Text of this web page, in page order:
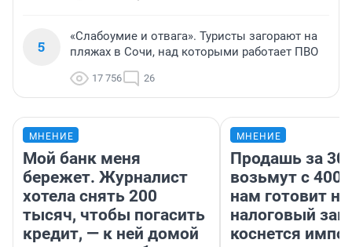
5
«Слабоумие и отвага». Туристы загорают на
пляжах в Сочи, над которыми работает ПВО
17 756 26
МНЕНИЕ
Мой банк меня
бережет. Журналист
хотела снять 200
тысяч, чтобы погасить
кредит, — к ней домой
МНЕНИЕ
Продашь за
возьмут с
нам готовит
налоговый
коснется